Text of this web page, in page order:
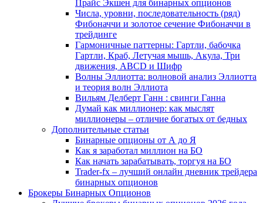
Прайс Экшен для бинарных опционов
Числа, уровни, последовательность (ряд)
Фибоначчи и золотое сечение Фибоначчи в
трейдинге
Гармоничные паттерны: Гартли, бабочка
Гартли, Краб, Летучая мышь, Акула, Три
движения, ABCD и Шифр
Волны Эллиотта: волновой анализ Эллиотта
и теория волн Эллиота
Вильям Делберт Ганн : свинги Ганна
Думай как миллионер: как мыслят
миллионеры – отличие богатых от бедных
Дополнительные статьи
Бинарные опционы от А до Я
Как я заработал миллион на БО
Как начать зарабатывать, торгуя на БО
Trader-fx – лучший онлайн дневник трейдера
бинарных опционов
Брокеры Бинарных Опционов